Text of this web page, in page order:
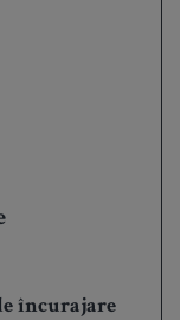
încurajare